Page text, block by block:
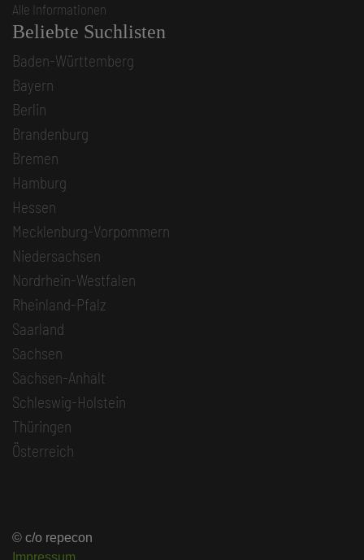
Alle Informationen
Beliebte Suchlisten
Baden-Württemberg
Bayern
Berlin
Brandenburg
Bremen
Hamburg
Hessen
Mecklenburg-Vorpommern
Niedersachsen
Nordrhein-Westfalen
Rheinland-Pfalz
Saarland
Sachsen
Sachsen-Anhalt
Schleswig-Holstein
Thüringen
Österreich
© c/o repecon